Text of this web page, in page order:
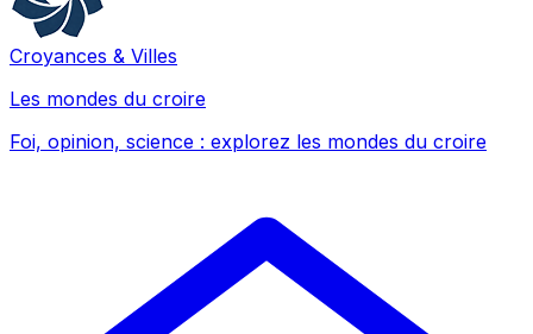
Croyances & Villes
Les mondes du croire
Foi, opinion, science : explorez les mondes du croire